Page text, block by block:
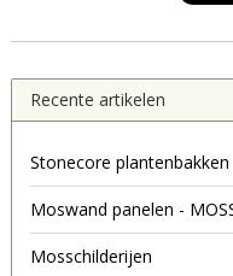
Recente artikelen
Stonecore plantenbakken
Moswand panelen -
Mosschilderijen